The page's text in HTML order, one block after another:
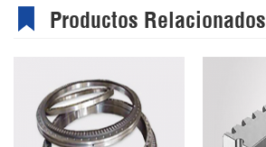
Productos Relacionados